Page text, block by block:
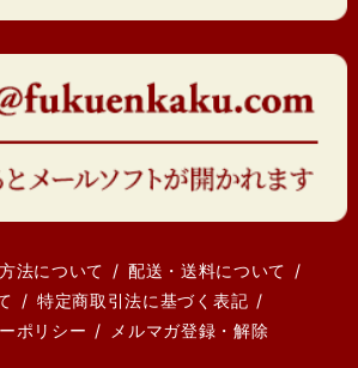
法について
配送・送料について
特定商取引法に基づく表記
ポリシー
メルマガ登録・解除